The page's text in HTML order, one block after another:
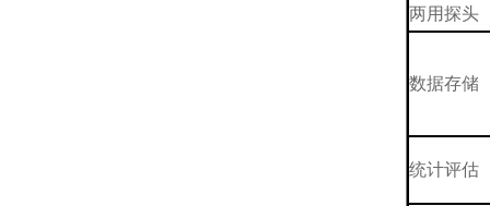
两用探头
数据存储
统计评估